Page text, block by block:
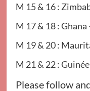
M 15 & 16 :
M 17 & 18 : Ghana
M 19 & 20 :
M 21 & 22 :
Please follow